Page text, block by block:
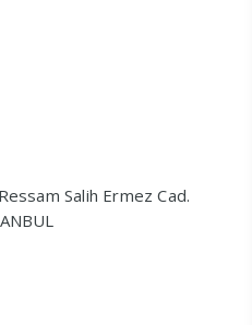
Salih Ermez Cad.